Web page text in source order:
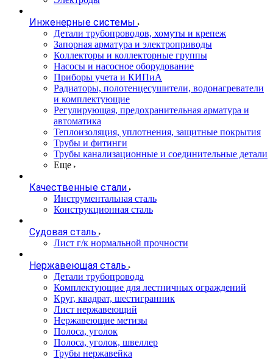
Инженерные системы
Детали трубопроводов, хомуты и крепеж
Запорная арматура и электроприводы
Коллекторы и коллекторные группы
Насосы и насосное оборудование
Приборы учета и КИПиА
Радиаторы, полотенцесушители, водонагреватели
и комплектующие
Регулирующая, предохранительная арматура и
автоматика
Теплоизоляция, уплотнения, защитные покрытия
Трубы и фитинги
Трубы канализационные и соединительные детали
Еще
Качественные стали
Инструментальная сталь
Конструкционная сталь
Судовая сталь
Лист г/к нормальной прочности
Нержавеющая сталь
Детали трубопровода
Комплектующие для лестничных ограждений
Круг, квадрат, шестигранник
Лист нержавеющий
Нержавеющие метизы
Полоса, уголок
Полоса, уголок, швеллер
Трубы нержавейка